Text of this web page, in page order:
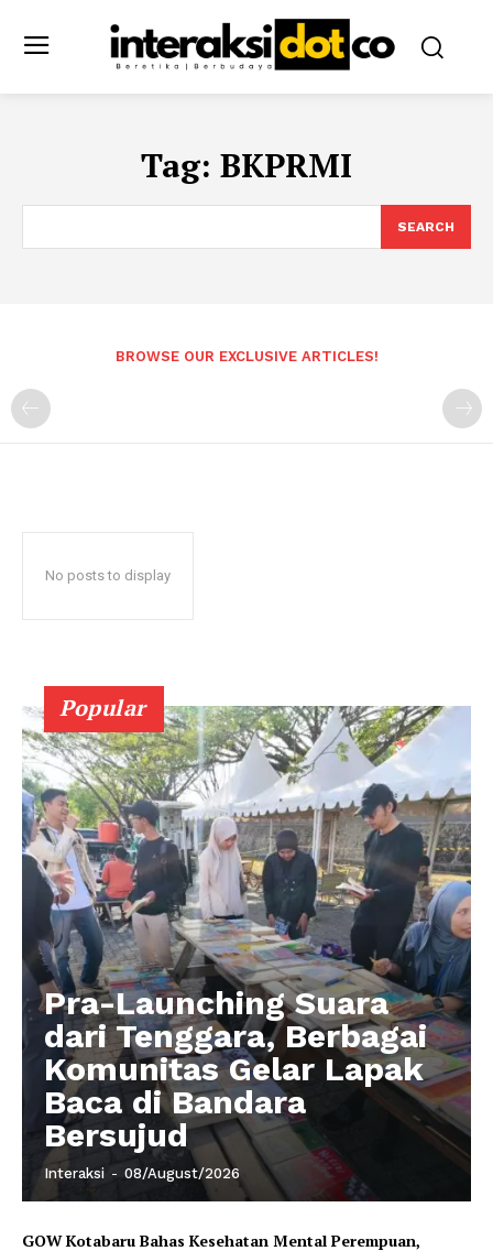
Tag: BKPRMI
SEARCH
BROWSE OUR EXCLUSIVE ARTICLES!
No posts to display
Popular
Pra-Launching Suara
dari Tenggara, Berbagai
Komunitas Gelar Lapak
Baca di Bandara
Bersujud
Interaksi - 08/August/2026
GOW Kotabaru Bahas Kesehatan Mental Perempuan,